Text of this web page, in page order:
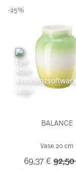
BALANCE
Vase 20 cm
69,37 €Price
-25%